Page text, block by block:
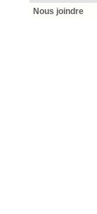
Nous joindre